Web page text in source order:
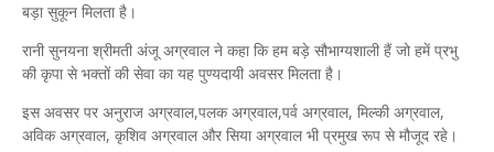
बड़ा सुकून मिलता है।
रानी सुनयना श्रीमती अंजू अग्रवाल ने कहा कि हम बड़े सौभाग्यशाली हैं जो हमें प्रभु
की कृपा से भक्तों की सेवा का यह पुण्यदायी अवसर मिलता है।
इस अवसर पर अनुराज अग्रवाल,पलक अग्रवाल,पर्व अग्रवाल, मिल्की अग्रवाल,
अविक अग्रवाल, कृशिव अग्रवाल और सिया अग्रवाल भी प्रमुख रूप से मौजूद रहे।